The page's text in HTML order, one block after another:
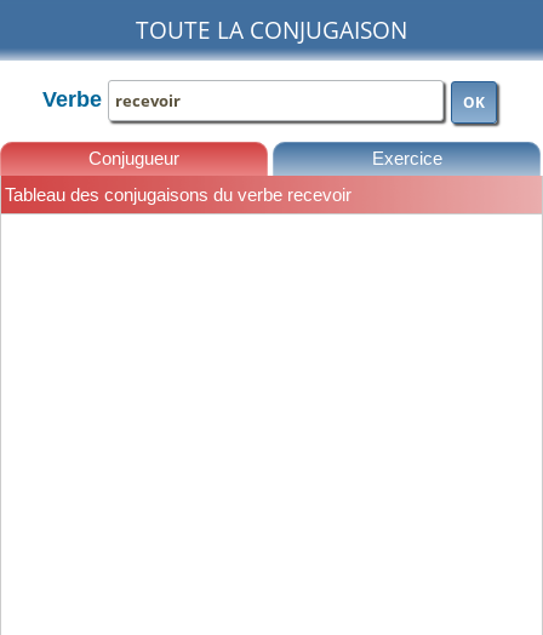
TOUTE LA CONJUGAISON
Verbe OK
Conjugueur Exercice
Tableau des conjugaisons du verbe recevoir